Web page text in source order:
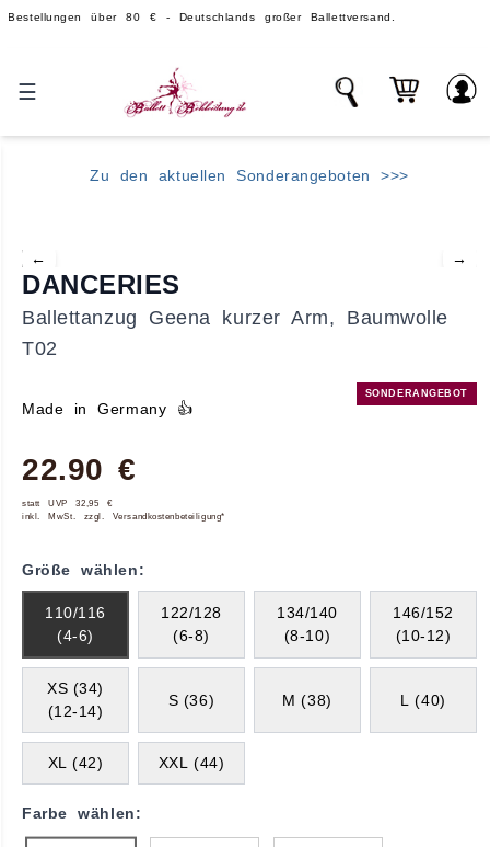
über 80 € - Deutschlands großer Ballettversand.
☰
Zu den aktuellen Sonderangeboten >>>
← →
SONDERANGEBOT
DANCERIES
Ballettanzug Geena kurzer Arm, Baumwolle
T02
Made in Germany 👍
22.90 €
statt UVP 32,95 €
inkl. MwSt. zzgl. Versandkostenbeteiligung*
Größe wählen:
110/116
(4-6)
122/128
(6-8)
134/140
(8-10)
146/152
(10-12)
XS (34)
(12-14)
S (36) M (38) L (40)
XL (42) XXL (44)
Farbe wählen: